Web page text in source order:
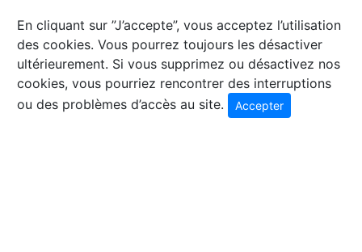
En cliquant sur ”J’accepte”, vous acceptez l’utilisation
des cookies. Vous pourrez toujours les désactiver
ultérieurement. Si vous supprimez ou désactivez nos
cookies, vous pourriez rencontrer des interruptions
ou des problèmes d’accès au site.
Accepter